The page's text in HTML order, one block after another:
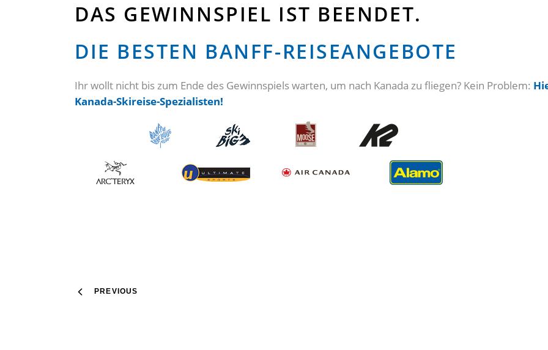
DAS GEWINNSPIEL IST BEENDET.
DIE BESTEN BANFF-REISEANGEBOTE
Ihr wollt nicht bis zum Ende des Gewinnspiels warten, um nach Kanada zu fliegen? Kein Problem:
Kanada-Skireise-Spezialisten!
PREVIOUS